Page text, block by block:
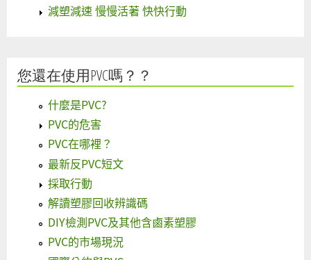
減塑減速 慢慢活著 快快行動
您還在使用PVC嗎？？
什麼是PVC?
PVC的危害
PVC在哪裡？
最新反PVC短文
採取行動
解讀塑膠回收辨識碼
DIY檢測PVC及其他含鹵素塑膠
PVC的市場現況